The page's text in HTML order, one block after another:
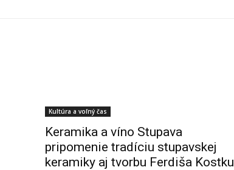
Kultúra a voľný čas
Keramika a víno Stupava
pripomenie tradíciu stupavskej
keramiky aj tvorbu Ferdiša Kostku